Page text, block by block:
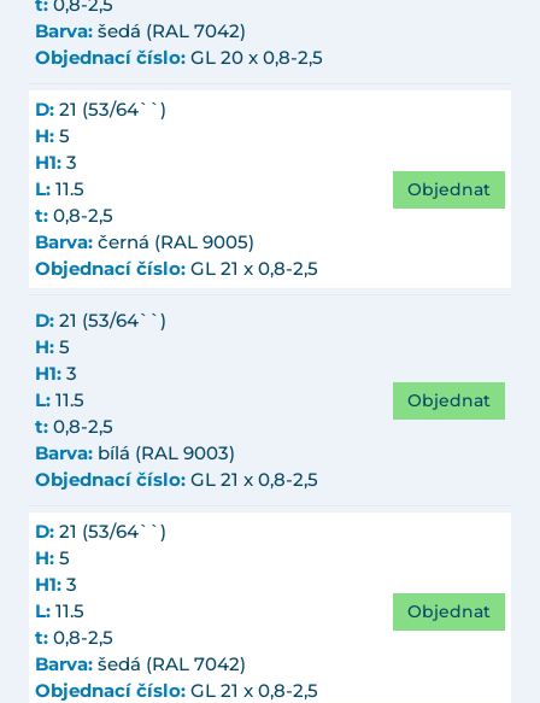
t: 0,8-2,5
Barva: šedá (RAL 7042)
Objednací číslo: GL 20 x 0,8-2,5
D: 21 (53/64``)
H: 5
H1: 3
L: 11.5
t: 0,8-2,5
Barva: černá (RAL 9005)
Objednací číslo: GL 21 x 0,8-2,5
Objednat
D: 21 (53/64``)
H: 5
H1: 3
L: 11.5
t: 0,8-2,5
Barva: bílá (RAL 9003)
Objednací číslo: GL 21 x 0,8-2,5
Objednat
D: 21 (53/64``)
H: 5
H1: 3
L: 11.5
t: 0,8-2,5
Barva: šedá (RAL 7042)
Objednací číslo: GL 21 x 0,8-2,5
Objednat